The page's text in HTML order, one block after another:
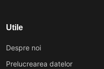
Utile
Despre noi
Prelucrearea datelor